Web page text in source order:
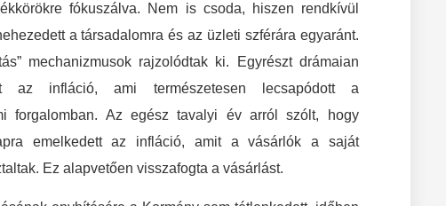
fókuszálva. Nem is csoda, hiszen rendkívül
a társadalomra és az üzleti szférára egyaránt.
mechanizmusok rajzolódtak ki. Egyrészt drámaian
az infláció, ami természetesen lecsapódott a
forgalomban. Az egész tavalyi év arról szólt, hogy
emelkedett az infláció, amit a vásárlók a saját
Ez alapvetően visszafogta a vásárlást.